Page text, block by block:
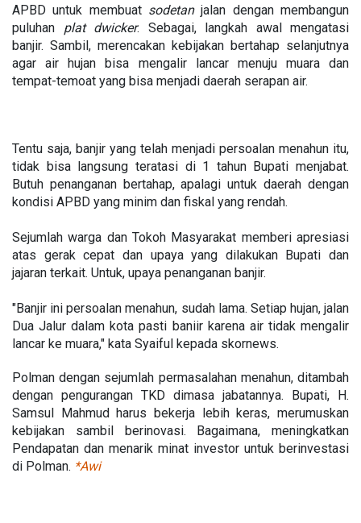
APBD untuk membuat sodetanjalan dengan membangun
puluhan plat dwicker. Sebagai, langkah awal mengatasi
banjir. Sambil, merencakan kebijakan bertahap selanjutnya
agar air hujan bisa mengalir lancar menuju muara dan
tempat-temoat yang bisa menjadi daerah serapan air.
Tentu saja, banjir yang telah menjadi persoalan menahun itu,
tidak bisa langsung teratasi di 1 tahun Bupati menjabat.
Butuh penanganan bertahap, apalagi untuk daerah dengan
kondisi APBD yang minim dan fiskal yang rendah.
Sejumlah warga dan Tokoh Masyarakat memberi apresiasi
atas gerak cepat dan upaya yang dilakukan Bupati dan
jajaran terkait. Untuk, upaya penanganan banjir.
"Banjir ini persoalan menahun, sudah lama. Setiap hujan, jalan
Dua Jalur dalam kota pasti baniir karena air tidak mengalir
lancar ke muara," kata Syaiful kepada skornews.
Polman dengan sejumlah permasalahan menahun, ditambah
dengan pengurangan TKD dimasa jabatannya. Bupati, H.
Samsul Mahmud harus bekerja lebih keras, merumuskan
kebijakan sambil berinovasi. Bagaimana, meningkatkan
Pendapatan dan menarik minat investor untuk berinvestasi
di Polman. *Awi